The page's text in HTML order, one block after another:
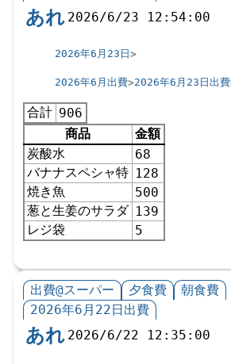
あれ 2026/6/23 12:54:00
2026年6月23日
2026年6月出費 2026年6月23日出費
合計 906
商品
金額
炭酸水
68
バナナスペシャ特 128
焼き魚
500
葱と生姜のサラダ 139
レジ袋
5
出費@スーパー 夕食費
朝食費
2026年6月22日出費
あれ 2026/6/22 12:35:00